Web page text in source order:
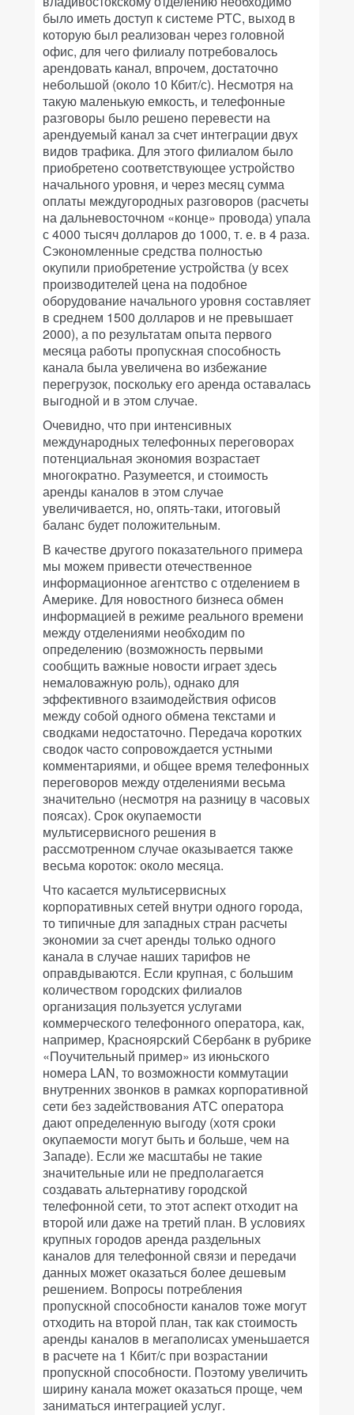
было иметь доступ к системе РТС, выход в
которую был реализован через головной
офис, для чего филиалу потребовалось
арендовать канал, впрочем, достаточно
небольшой (около 10 Кбит/с). Несмотря на
такую маленькую емкость, и телефонные
разговоры было решено перевести на
арендуемый канал за счет интеграции двух
видов трафика. Для этого филиалом было
приобретено соответствующее устройство
начального уровня, и через месяц сумма
оплаты междугородных разговоров (расчеты
на дальневосточном «конце» провода) упала
с 4000 тысяч долларов до 1000, т. е. в 4 раза.
Сэкономленные средства полностью
окупили приобретение устройства (у всех
производителей цена на подобное
оборудование начального уровня составляет
в среднем 1500 долларов и не превышает
2000), а по результатам опыта первого
месяца работы пропускная способность
канала была увеличена во избежание
перегрузок, поскольку его аренда оставалась
выгодной и в этом случае.
Очевидно, что при интенсивных
международных телефонных переговорах
потенциальная экономия возрастает
многократно. Разумеется, и стоимость
аренды каналов в этом случае
увеличивается, но, опять-таки, итоговый
баланс будет положительным.
В качестве другого показательного примера
мы можем привести отечественное
информационное агентство с отделением в
Америке. Для новостного бизнеса обмен
информацией в режиме реального времени
между отделениями необходим по
определению (возможность первыми
сообщить важные новости играет здесь
немаловажную роль), однако для
эффективного взаимодействия офисов
между собой одного обмена текстами и
сводками недостаточно. Передача коротких
сводок часто сопровождается устными
комментариями, и общее время телефонных
переговоров между отделениями весьма
значительно (несмотря на разницу в часовых
поясах). Срок окупаемости
мультисервисного решения в
рассмотренном случае оказывается также
весьма короток: около месяца.
Что касается мультисервисных
корпоративных сетей внутри одного города,
то типичные для западных стран расчеты
экономии за счет аренды только одного
канала в случае наших тарифов не
оправдываются. Если крупная, с большим
количеством городских филиалов
организация пользуется услугами
коммерческого телефонного оператора, как,
например, Красноярский Сбербанк в рубрике
«Поучительный пример» из июньского
номера LAN, то возможности коммутации
внутренних звонков в рамках корпоративной
сети без задействования АТС оператора
дают определенную выгоду (хотя сроки
окупаемости могут быть и больше, чем на
Западе). Если же масштабы не такие
значительные или не предполагается
создавать альтернативу городской
телефонной сети, то этот аспект отходит на
второй или даже на третий план. В условиях
крупных городов аренда раздельных
каналов для телефонной связи и передачи
данных может оказаться более дешевым
решением. Вопросы потребления
пропускной способности каналов тоже могут
отходить на второй план, так как стоимость
аренды каналов в мегаполисах уменьшается
в расчете на 1 Кбит/с при возрастании
пропускной способности. Поэтому увеличить
ширину канала может оказаться проще, чем
заниматься интеграцией услуг.